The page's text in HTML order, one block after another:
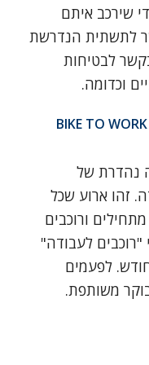
שירכב איתם
לתשתית הנדרשת
לבטיחות
וכדומה.
הצטרף לארוע "רוכבים לעבודה" – BIKE TO WORK
נהדרת של
זהו ארוע שכל
ורוכבים
"רוכבים לעבודה"
לפעמים
משותפת.